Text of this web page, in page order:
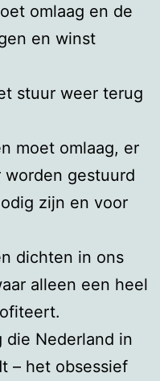
omlaag en de
en winst
stuur weer terug
moet omlaag, er
gestuurd
zijn en voor
dichten in ons
alleen een heel
die Nederland in
– het obsessief